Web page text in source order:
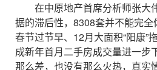
在中原地产首席分析师张大
据的滞后性，8308套并不能完全
春节过节早、12月大面积“阳康”
成新年首月二手房成交量进一步
那么差，也没有那么火热，真实